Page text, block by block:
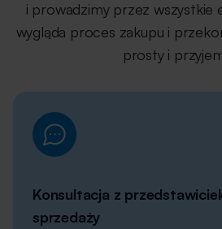
i prowadzimy przez wszystkie
wygląda proces zakupu i
prosty i
Konsultacja z
sprzedaży